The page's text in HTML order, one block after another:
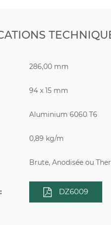
286,00 mm
94 x 15 mm
Aluminium 6060 T6
0,89 kg/m
Brute, Anodisée ou
DZ6009